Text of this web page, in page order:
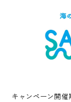
キャンペーン開催